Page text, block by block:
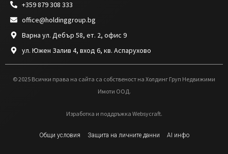
+359 879 308 333
office@holdinggroup.bg
Варна ул. Дебър 58, ет. 2, офис 9
ул. Южен Залив 4, вход 6, кв. Аспарухово
© 2025 Всички права на сайта са собственост на Холдинг Груп Недвижими
Имоти ООД.
Изработка и поддръжка Websycraft.
Общи условия Защита на личните данни AI инфо